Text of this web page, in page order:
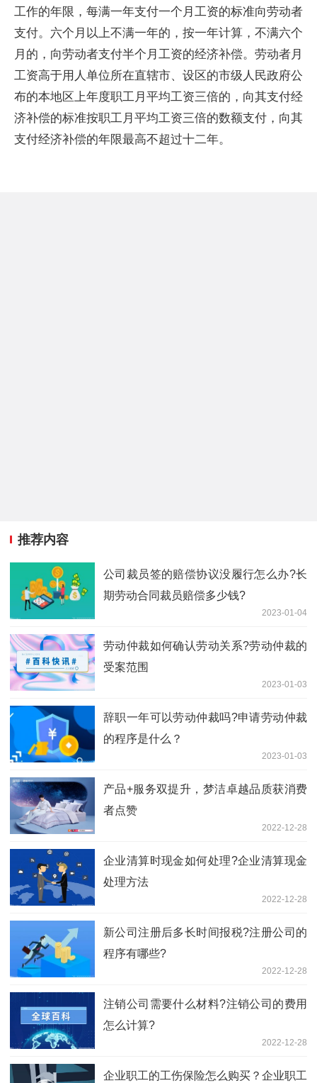
工作的年限，每满一年支付一个月工资的标准向劳动者
支付。六个月以上不满一年的，按一年计算，不满六个
月的，向劳动者支付半个月工资的经济补偿。劳动者月
工资高于用人单位所在直辖市、设区的市级人民政府公
布的本地区上年度职工月平均工资三倍的，向其支付经
济补偿的标准按职工月平均工资三倍的数额支付，向其
支付经济补偿的年限最高不超过十二年。
推荐内容
公司裁员签的赔偿协议没履行怎么办?长
期劳动合同裁员赔偿多少钱?
2023-01-04
劳动仲裁如何确认劳动关系?劳动仲裁的
受案范围
2023-01-03
辞职一年可以劳动仲裁吗?申请劳动仲裁
的程序是什么？
2023-01-03
产品+服务双提升，梦洁卓越品质获消费
者点赞
2022-12-28
企业清算时现金如何处理?企业清算现金
处理方法
2022-12-28
新公司注册后多长时间报税?注册公司的
程序有哪些?
2022-12-28
注销公司需要什么材料?注销公司的费用
怎么计算?
2022-12-28
企业职工的工伤保险怎么购买？企业职工